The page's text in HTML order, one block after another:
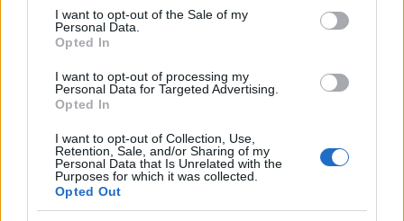
consent section.
I want to opt-out of the Sale of my
Personal Data.
Opted In
I want to opt-out of processing my
Personal Data for Targeted Advertising.
Opted In
I want to opt-out of Collection, Use,
Retention, Sale, and/or Sharing of my
Personal Data that Is Unrelated with the
Purposes for which it was collected.
Opted Out
situazione.
Redazione Petstory.it · 24 Gen 2023